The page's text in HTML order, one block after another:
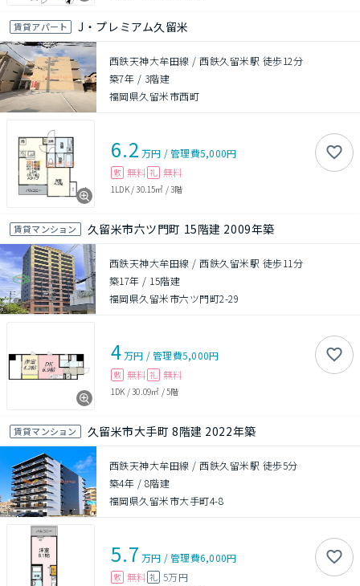
賃貸アパート J・プレミアム久留米
西鉄天神大牟田線 / 西鉄久留米駅 徒歩12分
築7年 / 3階建
福岡県久留米市西町
6.2 万円 /管理費5,000円
敷 無料 礼 無料
1LDK/30.15㎡ /3階
賃貸マンション 久留米市六ツ門町 15階建 2009年築
西鉄天神大牟田線 / 西鉄久留米駅 徒歩11分
築17年 / 15階建
福岡県久留米市六ツ門町2-29
4万円 /管理費5,000円
敷 無料 礼 無料
1DK /30.09㎡ /5階
賃貸マンション 久留米市大手町 8階建 2022年築
西鉄天神大牟田線 / 西鉄久留米駅 徒歩5分
築4年 / 8階建
福岡県久留米市大手町4-8
5.7 万円 /管理費6,000円
敷 無料 礼 5万円